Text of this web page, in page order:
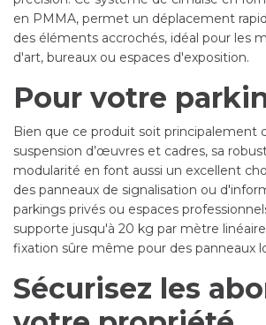
en PMMA, permet un déplacement
des éléments accrochés, idéal pour les
d'art, bureaux ou espaces d'exposition.
Pour votre
Bien que ce produit soit principalement
suspension d’œuvres et cadres, sa
modularité en font aussi un excellent
des panneaux de signalisation ou
parkings privés ou espaces
supporte jusqu'à 20 kg par mètre
fixation sûre même pour des panneaux
Sécurisez les